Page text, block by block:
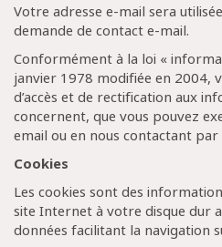
Votre adresse e-mail sera
demande de contact e-mail.
Conformément à la loi «
janvier 1978 modifiée en 2004,
d’accès et de rectification aux
concernent, que vous pouvez
email ou en nous contactant
Cookies
Les cookies sont des
site Internet à votre disque dur
données facilitant la navigation